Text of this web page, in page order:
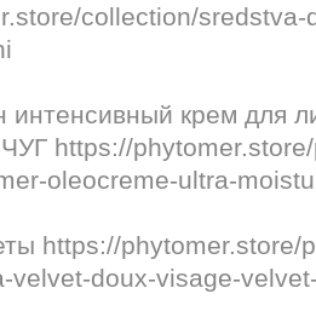
collection/
интенсивный крем для
https://phytomer.store/
oleocreme-ultra-
https://phytomer.store/
velvet-doux-visage-